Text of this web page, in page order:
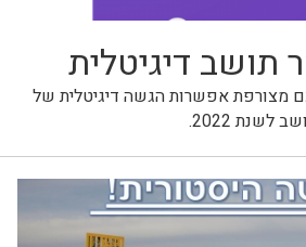
תושב דיגיטלית
מצורפת אפשרות הגשה דיגיטלית של
2022.